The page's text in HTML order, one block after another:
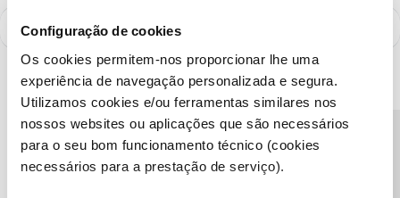
Configuração de cookies
Os cookies permitem-nos proporcionar lhe uma
experiência de navegação personalizada e segura.
Utilizamos cookies e/ou ferramentas similares nos
nossos websites ou aplicações que são necessários
para o seu bom funcionamento técnico (cookies
necessários para a prestação de serviço).